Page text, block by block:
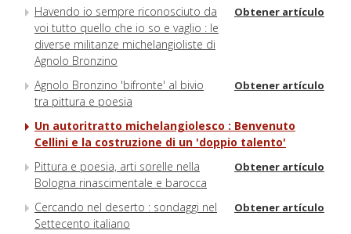
Havendo io sempre riconosciuto da
voi tutto quello che io so e vaglio : le
diverse militanze michelangioliste di
Agnolo Bronzino
Obtener artículo
Agnolo Bronzino 'bifronte' al bivio
tra pittura e poesia
Obtener artículo
Un autoritratto michelangiolesco : Benvenuto
Cellini e la costruzione di un 'doppio talento'
Pittura e poesia, arti sorelle nella
Bologna rinascimentale e barocca
Obtener artículo
Cercando nel deserto : sondaggi nel
Settecento italiano
Obtener artículo